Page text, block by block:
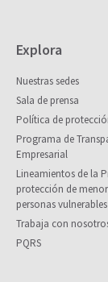
Explora
Nuestras sedes
Sala de prensa
Política de
Programa de
Empresarial
Lineamientos de la
protección de
personas vulnerables
Trabaja con
PQRS